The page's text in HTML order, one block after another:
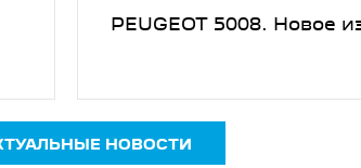
PEUGEOT 5008. Новое
НОВОСТИ